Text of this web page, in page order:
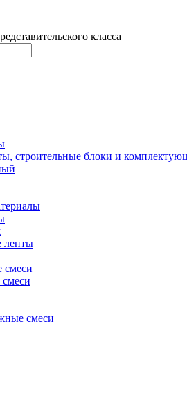
класса
строительные блоки и
ленты
смеси
смеси